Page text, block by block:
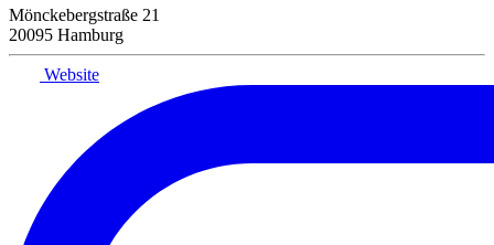
Mönckebergstraße 21
20095 Hamburg
Website